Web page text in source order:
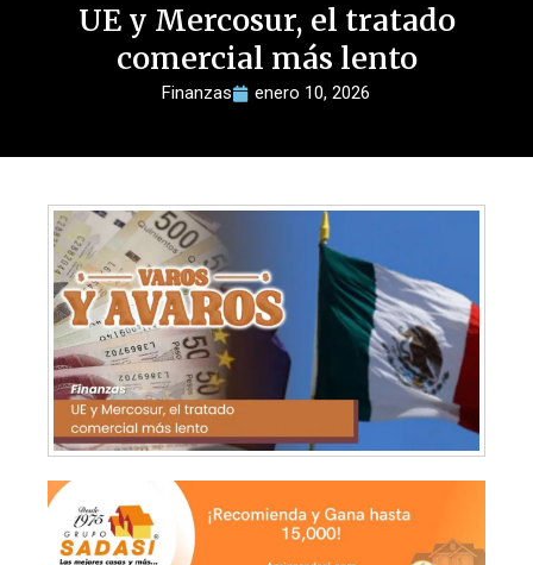
UE y Mercosur, el tratado
comercial más lento
Finanzas enero 10, 2026